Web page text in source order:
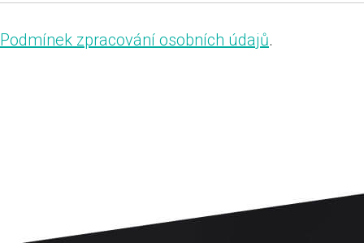
Podmínek zpracování osobních údajů.